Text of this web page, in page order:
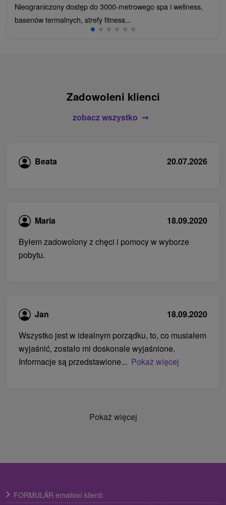
Nieograniczony dostęp do 3000-metrowego spa i wellness,
basenów termalnych, strefy fitness...
Zadowoleni klienci
zobacz wszystko
Beata 20.07.2026
Maria
18.09.2020
Byłem zadowolony z chęci i pomocy w wyborze
pobytu.
Jan
18.09.2020
Wszystko jest w idealnym porządku, to, co musiałem
wyjaśnić, zostało mi doskonale wyjaśnione.
Informacje są przedstawione... Pokaż więcej
Pokaż więcej
FORMULÁR emailoví klienti